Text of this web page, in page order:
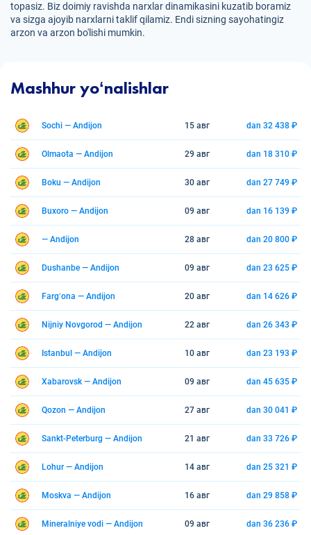
topasiz. Biz doimiy ravishda narxlar dinamikasini kuzatib boramiz
va sizga ajoyib narxlarni taklif qilamiz. Endi sizning sayohatingiz
arzon va arzon bo'lishi mumkin.
Mashhur yoʻnalishlar
Sochi — Andijon 15 авг dan 32 438 ₽
Olmaota — Andijon 29 авг dan 18 310 ₽
Boku — Andijon 30 авг dan 27 749 ₽
Buxoro — Andijon 09 авг dan 16 139 ₽
— Andijon 28 авг dan 20 800 ₽
Dushanbe — Andijon 09 авг dan 23 625 ₽
Fargʻona — Andijon 20 авг dan 14 626 ₽
Nijniy Novgorod — Andijon 22 авг dan 26 343 ₽
Istanbul — Andijon 10 авг dan 23 193 ₽
Xabarovsk — Andijon 09 авг dan 45 635 ₽
Qozon — Andijon 27 авг dan 30 041 ₽
Sankt-Peterburg — Andijon 21 авг dan 33 726 ₽
Lohur — Andijon 14 авг dan 25 321 ₽
Moskva — Andijon 16 авг dan 29 858 ₽
Mineralniye vodi — Andijon 09 авг dan 36 236 ₽